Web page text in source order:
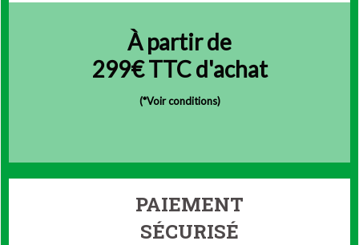
À partir de
299€ TTC d'achat
(*Voir conditions)
PAIEMENT
SÉCURISÉ